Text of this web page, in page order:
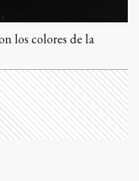
los colores de la